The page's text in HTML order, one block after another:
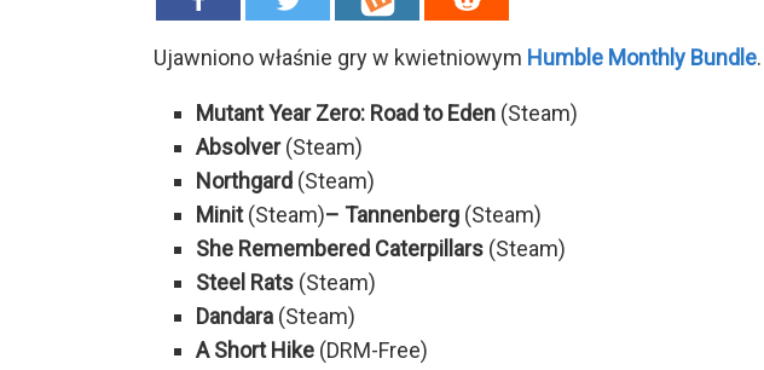
Ujawniono właśnie gry w kwietniowym Humble Monthly Bundle
Mutant Year Zero: Road to Eden (Steam)
Absolver(Steam)
Northgard (Steam)
Minit(Steam)– Tannenberg (Steam)
She Remembered Caterpillars (Steam)
Steel Rats (Steam)
Dandara (Steam)
A Short Hike (DRM-Free)